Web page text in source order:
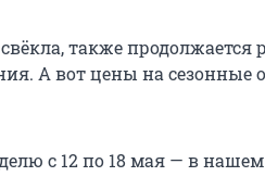
также продолжается
А вот цены на сезонные
с 12 по 18 мая — в